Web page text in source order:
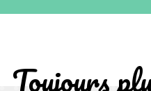
Toujours